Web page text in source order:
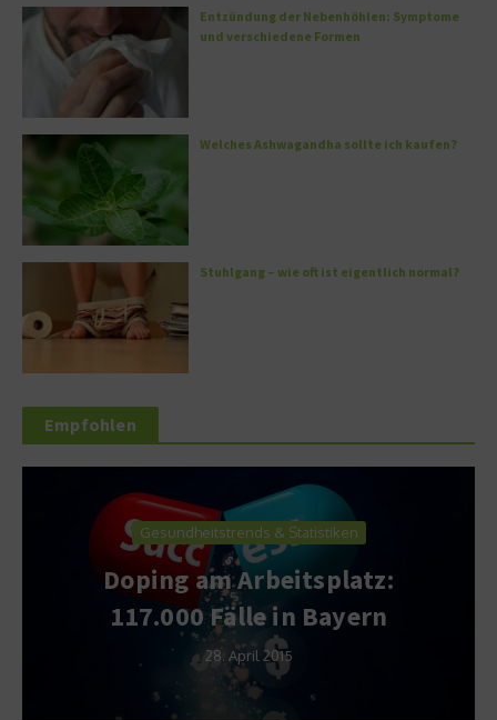
Entzündung der Nebenhöhlen: Symptome
und verschiedene Formen
Welches Ashwagandha sollte ich kaufen?
Stuhlgang – wie oft ist eigentlich normal?
Empfohlen
Gesundheitstrends & Statistiken
Doping am Arbeitsplatz:
117.000 Fälle in Bayern
28. April 2015